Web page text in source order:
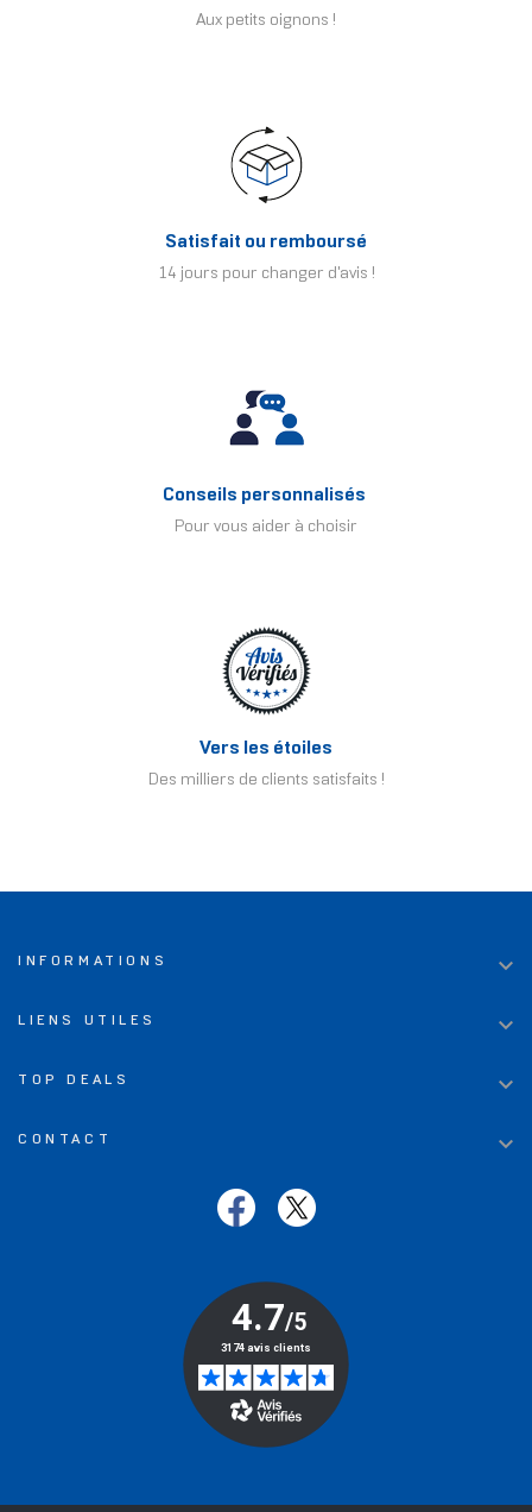
Aux petits oignons !
Satisfait ou remboursé
14 jours pour changer d'avis !
Conseils personnalisés
Pour vous aider à choisir
Vers les étoiles
Des milliers de clients satisfaits !
INFORMATIONS 
LIENS UTILES 
TOP DEALS 
CONTACT 